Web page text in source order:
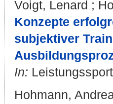
Voigt, Lenard ;
Konzepte
subjektiver
In:
Hohmann,